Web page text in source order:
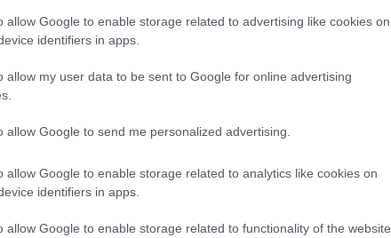
allow Google to enable storage related to advertising like cookies on
identifiers in apps.
allow my user data to be sent to Google for online advertising
allow Google to send me personalized advertising.
allow Google to enable storage related to analytics like cookies on
identifiers in apps.
allow Google to enable storage related to functionality of the website
egy nagyobb piteformához (26-30 cm):